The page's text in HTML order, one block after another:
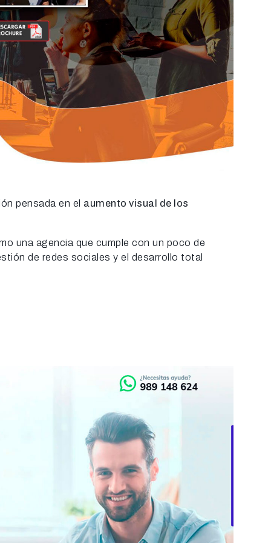
pensada en el aumento visual de los
una agencia que cumple con un poco de
de redes sociales y el desarrollo total